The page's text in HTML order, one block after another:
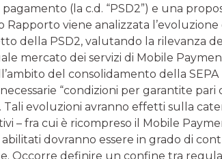
(la c.d. “PSD2”) e una
Rapporto viene analizzata
della PSD2, valutando la rilevanza
mercato dei servizi di Mobile
del consolidamento della SEPA
“condizioni per garantite pari
Tali evoluzioni avranno effetti sulla
– fra cui è ricompreso il Mobile
dovranno essere in grado di
Occorre definire un confine tra